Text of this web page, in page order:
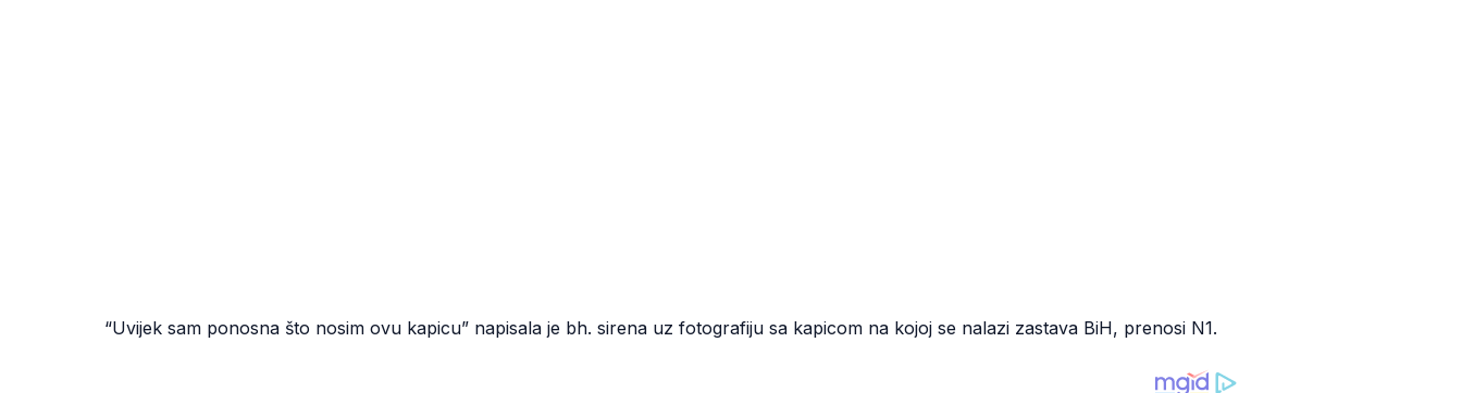
“Uvijek sam ponosna što nosim ovu kapicu” napisala je bh. sirena uz fotografiju sa kapicom na kojoj se nalazi zastava BiH, prenosi N1.